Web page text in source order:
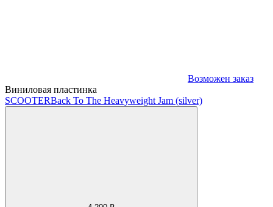
Возможен заказ
Виниловая пластинка
SCOOTERBack To The Heavyweight Jam (silver)